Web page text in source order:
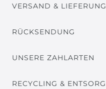
VERSAND & LIEFERUNG
RÜCKSENDUNG
UNSERE ZAHLARTEN
RECYCLING &